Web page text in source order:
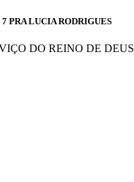
PRA LUCIA RODRIGUES
DO REINO DE DEUS